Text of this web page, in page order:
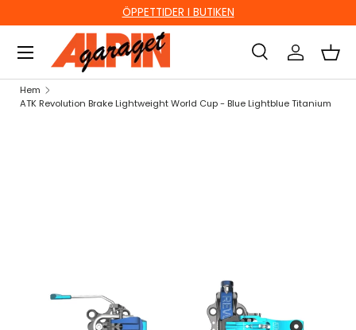
HOPPA TILL INNEHÅLL
ÖPPETTIDER I BUTIKEN
Sök
Sök
Sök Logga inKorg
Hem
ATK Revolution Brake Lightweight World Cup - Blue Lightblue Titanium